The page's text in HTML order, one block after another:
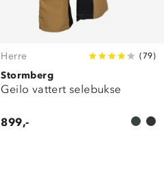
Herre (79)
Stormberg
Geilo vattert selebukse
899,-